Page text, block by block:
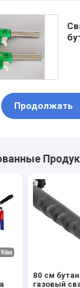
Продолжать
80 см
газовый